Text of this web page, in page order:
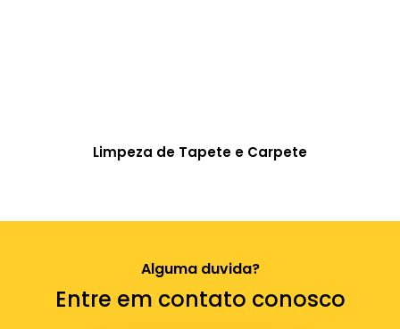
Limpeza de Tapete e Carpete
Alguma duvida?
Entre em contato conosco